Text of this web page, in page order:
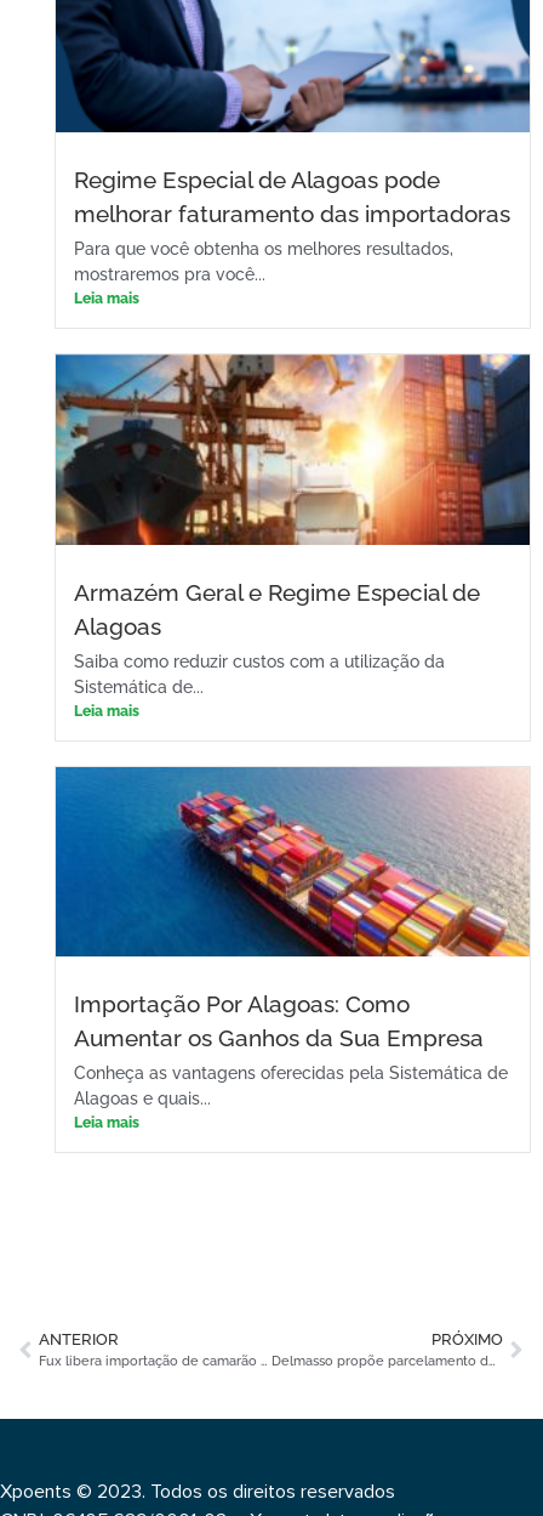
Regime Especial de Alagoas pode
melhorar faturamento das importadoras
Para que você obtenha os melhores resultados,
mostraremos pra você...
Leia mais
Armazém Geral e Regime Especial de
Alagoas
Saiba como reduzir custos com a utilização da
Sistemática de...
Leia mais
Importação Por Alagoas: Como
Aumentar os Ganhos da Sua Empresa
Conheça as vantagens oferecidas pela Sistemática de
Alagoas e quais...
Leia mais
ANTERIOR
Fux libera importação de camarão da Argentina
PRÓXIMO
Delmasso propõe parcelamento do ICMS para bares e restaurantes do DF
Xpoents © 2023. Todos os direitos reservados